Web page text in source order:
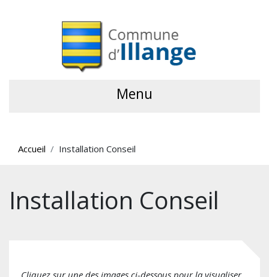
Menu
Accueil Installation Conseil
Installation Conseil
Cliquez sur une des images ci-dessous pour la visualiser